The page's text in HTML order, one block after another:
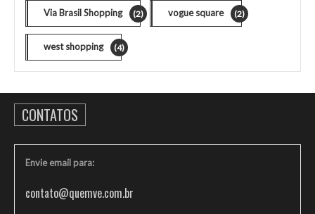
Via Brasil Shopping (2) vogue square (2)
west shopping (4)
CONTATOS
Envie email para:
contato@quemve.com.br